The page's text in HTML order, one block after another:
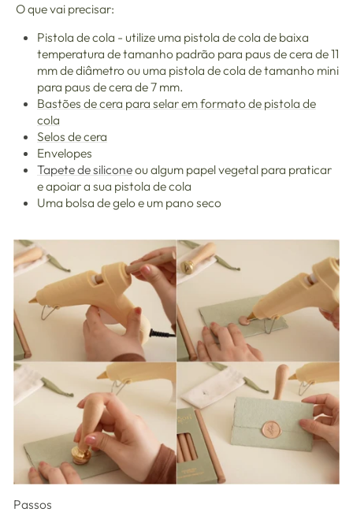
O que vai precisar:
Pistola de cola - utilize uma pistola de cola de baixa
temperatura de tamanho padrão para paus de cera de 11
mm de diâmetro ou uma pistola de cola de tamanho mini
para paus de cera de 7 mm.
Bastões de cera para selar em formato de pistola de
cola
Selos de cera
Envelopes
Tapete de siliconeou algum papel vegetal para praticar
e apoiar a sua pistola de cola
Uma bolsa de gelo e um pano seco
Passos